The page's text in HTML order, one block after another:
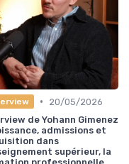
•
20/05/2026
de Yohann Gimenez
admissions et
dans
supérieur, la